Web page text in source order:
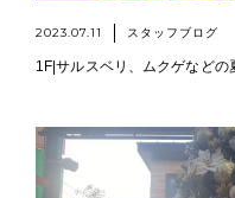
2023.07.11 スタッフブログ
1F|サルスベリ、ムクゲなどの